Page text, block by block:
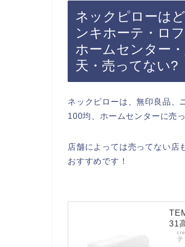
ネックピローは
ンキホーテ・ロ
ホームセンター
天・売ってない?
ネックピローは、無印良品、
100均、ホームセンターに売
店舗によっては売ってない店
おすすめです！
31